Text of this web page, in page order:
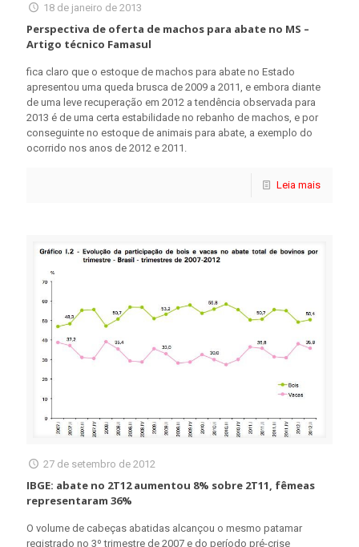
18 de janeiro de 2013
Perspectiva de oferta de machos para abate no MS –
Artigo técnico Famasul
fica claro que o estoque de machos para abate no Estado
apresentou uma queda brusca de 2009 a 2011, e embora diante
de uma leve recuperação em 2012 a tendência observada para
2013 é de uma certa estabilidade no rebanho de machos, e por
conseguinte no estoque de animais para abate, a exemplo do
ocorrido nos anos de 2012 e 2011.
Leia mais
27 de setembro de 2012
IBGE: abate no 2T12 aumentou 8% sobre 2T11, fêmeas
representaram 36%
O volume de cabeças abatidas alcançou o mesmo patamar
registrado no 3º trimestre de 2007 e do período pré-crise